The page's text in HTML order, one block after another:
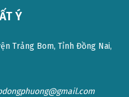
Ý
Trảng Bom, Tỉnh Đồng Nai,